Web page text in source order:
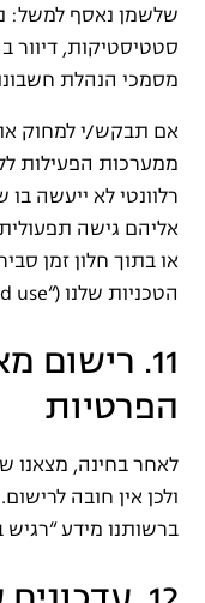
שלשמן נאסף למשל:
סטטיסטיקות, דיוור
מסמכי הנהלת
אם תבקש/י למחוק
ממערכות הפעילות
רלוונטי לא ייעשה
אליהם גישה
או בתוך חלון זמן
הטכניות שלנו (“beyond use”).
11. רישום
הפרטיות
לאחר בחינה, מצאנו
ולכן אין חובה
ברשותנו מידע “רגיש